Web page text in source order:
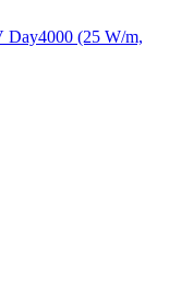
Day4000 (25 W/m,